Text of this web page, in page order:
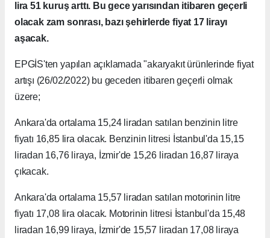
lira 51 kuruş arttı. Bu gece yarısından itibaren geçerli
olacak zam sonrası, bazı şehirlerde fiyat 17 lirayı
aşacak.
EPGİS'ten yapılan açıklamada "akaryakıt ürünlerinde fiyat
artışı (26/02/2022) bu geceden itibaren geçerli olmak
üzere;
Ankara'da ortalama 15,24 liradan satılan benzinin litre
fiyatı 16,85 lira olacak. Benzinin litresi İstanbul'da 15,15
liradan 16,76 liraya, İzmir'de 15,26 liradan 16,87 liraya
çıkacak.
Ankara'da ortalama 15,57 liradan satılan motorinin litre
fiyatı 17,08 lira olacak. Motorinin litresi İstanbul'da 15,48
liradan 16,99 liraya, İzmir'de 15,57 liradan 17,08 liraya